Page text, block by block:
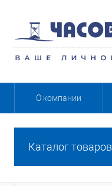
О компании
Каталог товаров